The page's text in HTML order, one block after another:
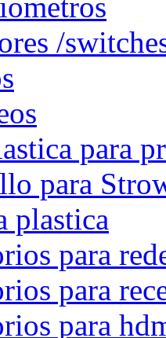
/
para
para
plastica
para
para
para